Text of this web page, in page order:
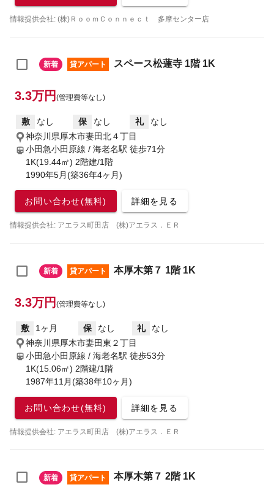
情報提供会社: (株)ＲｏｏｍＣｏｎｎｅｃｔ 多摩センター店
新着 貸アパート スペース松蓮寺 1階 1K
3.3万円 (管理費等なし)
敷 なし 保 なし 礼
なし
神奈川県厚木市妻田北４丁目
小田急小田原線 / 海老名駅 徒歩71分
1K(19.44㎡) 2階建/1階
1990年5月(築36年4ヶ月)
お問い合わせ(無料) 詳細を見る
情報提供会社: アエラス町田店 (株)アエラス．ＥＲ
新着 貸アパート 本厚木第７ 1階 1K
3.3万円 (管理費等なし)
敷 1ヶ月 保 なし 礼
なし
神奈川県厚木市妻田東２丁目
小田急小田原線 / 海老名駅 徒歩53分
1K(15.06㎡) 2階建/1階
1987年11月(築38年10ヶ月)
お問い合わせ(無料) 詳細を見る
情報提供会社: アエラス町田店 (株)アエラス．ＥＲ
新着 貸アパート 本厚木第７ 2階 1K